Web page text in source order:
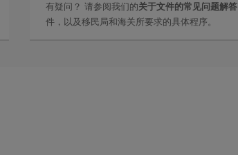
有疑问？ 请参阅我们的关于文件的常见问题解答
件，以及移民局和海关所要求的具体程序。